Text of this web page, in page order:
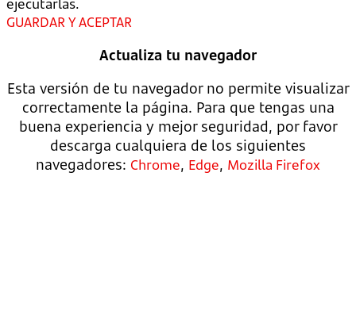
GUARDAR Y ACEPTAR
Actualiza tu navegador
Esta versión de tu navegador no permite visualizar
correctamente la página. Para que tengas una
buena experiencia y mejor seguridad, por favor
descarga cualquiera de los siguientes
navegadores: Chrome, Edge, Mozilla Firefox